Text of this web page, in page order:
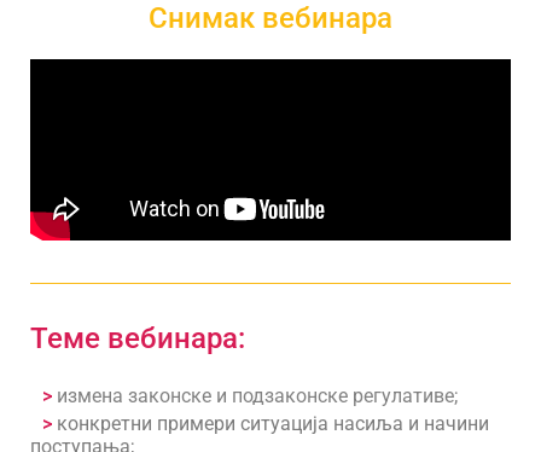
Снимак вебинара
Теме вебинара:
> измена законске и подзаконске регулативе;
> конкретни примери ситуација насиља и начини
поступања;